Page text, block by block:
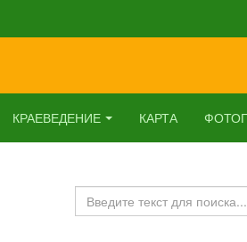
КРАЕВЕДЕНИЕ КАРТА
Искать...